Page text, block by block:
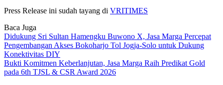
Press Release ini sudah tayang di VRITIMES
Baca Juga
Didukung Sri Sultan Hamengku Buwono X, Jasa Marga Percepat
Pengembangan Akses Bokoharjo Tol Jogja-Solo untuk Dukung
Konektivitas DIY
Bukti Komitmen Keberlanjutan, Jasa Marga Raih Predikat Gold
pada 6th TJSL & CSR Award 2026